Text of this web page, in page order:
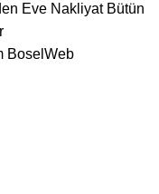
Eve Nakliyat Bütün
BoselWeb